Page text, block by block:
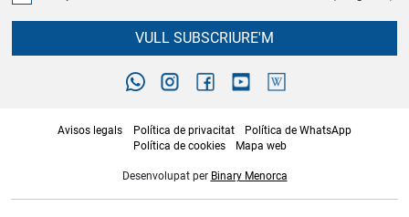
VULL SUBSCRIURE'M
Avisos legals Política de privacitat
Política de WhatsApp
Política de cookies
Mapa web
Desenvolupat per Binary Menorca